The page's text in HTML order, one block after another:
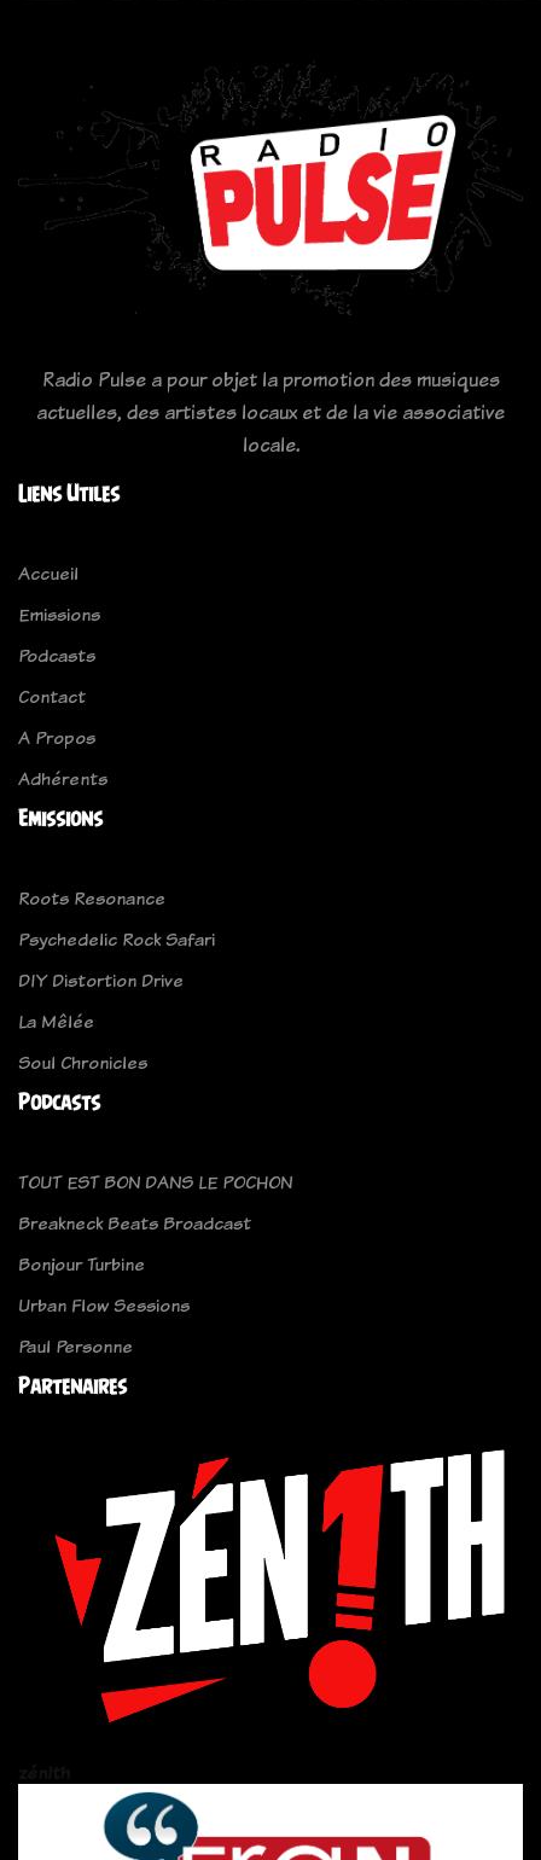
Radio Pulse a pour objet la promotion des musiques
actuelles, des artistes locaux et de la vie associative
locale.
Liens Utiles
Accueil
Emissions
Podcasts
Contact
A Propos
Adhérents
Emissions
Roots Resonance
Psychedelic Rock Safari
DIY Distortion Drive
La Mêlée
Soul Chronicles
Podcasts
TOUT EST BON DANS LE POCHON
Breakneck Beats Broadcast
Bonjour Turbine
Urban Flow Sessions
Paul Personne
Partenaires